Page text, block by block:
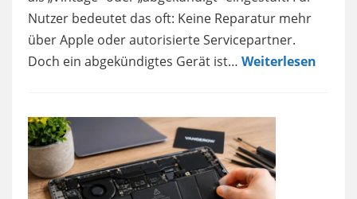
Nutzer bedeutet das oft: Keine Reparatur mehr
über Apple oder autorisierte Servicepartner.
Doch ein abgekündigtes Gerät ist… Weiterlesen